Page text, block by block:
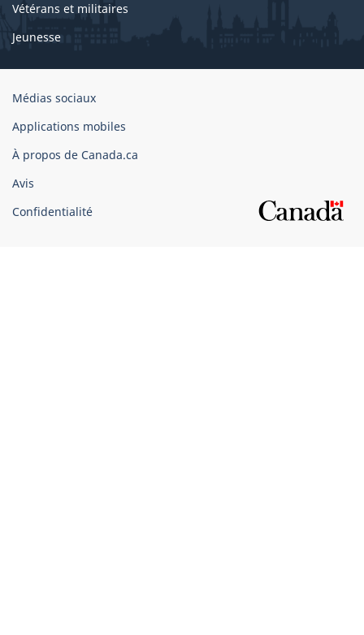
Vétérans et militaires
Jeunesse
Organisation
gouvernement
du
Canada
Médias sociaux
Applications mobiles
À propos de Canada.ca
Avis
Confidentialité